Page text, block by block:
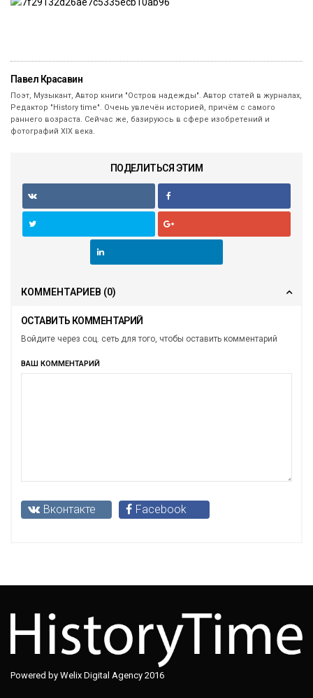
Павел Красавин
Поэт, Музыкант, Автор книги "Остров надежды". Автор статей в журналах,
Редактор "History time". Очень увлечён историей, причём с самого
раннего возраста. Сейчас же, базируюсь в сфере изобретений и
фотографий ХIX века.
ПОДЕЛИТЬСЯ ЭТИМ
КОММЕНТАРИЕВ (0)
ОСТАВИТЬ КОММЕНТАРИЙ
Войдите через соц. сеть для того, чтобы оставить комментарий
ВАШ КОММЕНТАРИЙ
Вконтакте Facebook
Powered by Welix Digital Agency 2016